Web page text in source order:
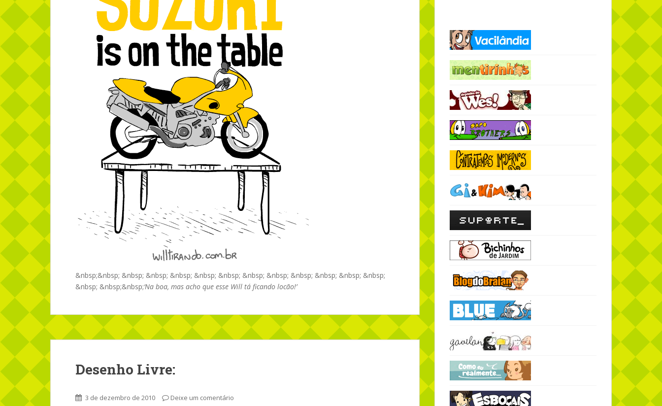
&nbsp;&nbsp; &nbsp; &nbsp; &nbsp; &nbsp; &nbsp; &nbsp; &nbsp; &nbsp; &nbsp; &nbsp; &nbsp;
&nbsp; &nbsp;&nbsp;‘Na boa, mas acho que esse Will tá ficando locão!’
Desenho Livre:
3 de dezembro de 2010 Deixe um comentário